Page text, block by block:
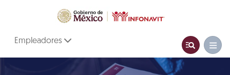
Empleadores